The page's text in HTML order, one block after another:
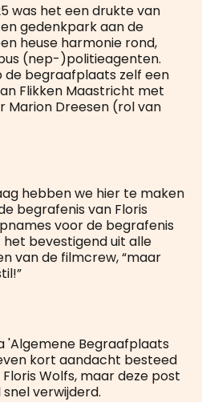
was het een drukte van
gedenkpark aan de
heuse harmonie rond,
(nep-)politieagenten.
de begraafplaats zelf een
Flikken Maastricht met
Marion Dreesen (rol van
hebben we hier te maken
begrafenis van Floris
voor de begrafenis
het bevestigend uit alle
van de filmcrew, “maar
'Algemene Begraafplaats
kort aandacht besteed
Wolfs, maar deze post
verwijderd.